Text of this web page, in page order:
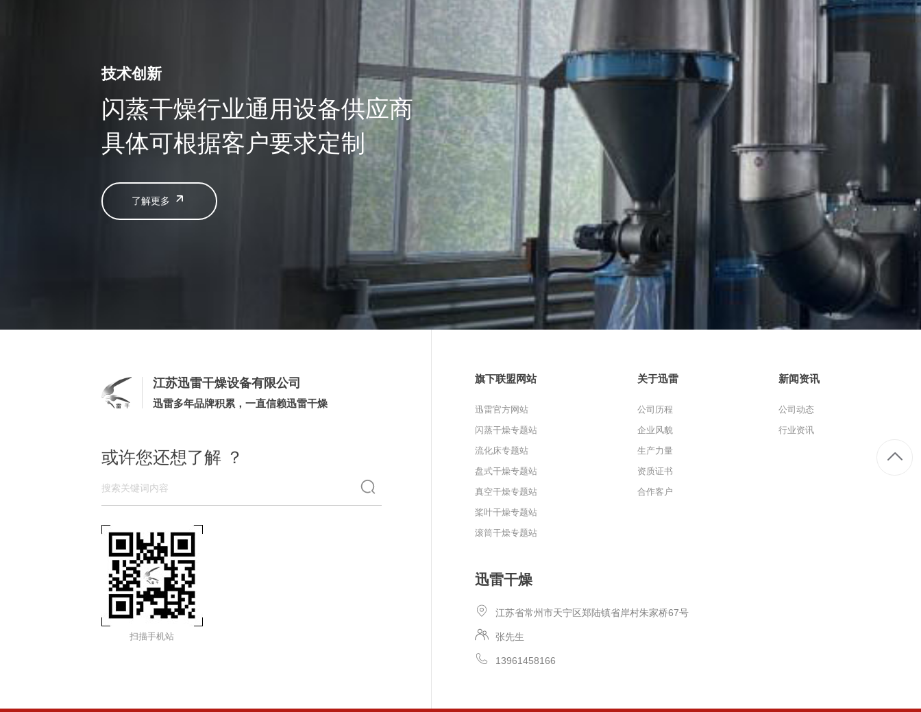
技术创新
闪蒸干燥行业通用设备供应商
具体可根据客户要求定制
了解更多
江苏迅雷干燥设备有限公司
迅雷多年品牌积累，一直信赖迅雷干燥
或许您还想了解 ？
扫描手机站
旗下联盟网站
迅雷官方网站
闪蒸干燥专题站
流化床专题站
盘式干燥专题站
真空干燥专题站
桨叶干燥专题站
滚筒干燥专题站
关于迅雷
公司历程
企业风貌
生产力量
资质证书
合作客户
新闻资讯
公司动态
行业资讯
迅雷干燥
江苏省常州市天宁区郑陆镇省岸村朱家桥67号
张先生
13961458166